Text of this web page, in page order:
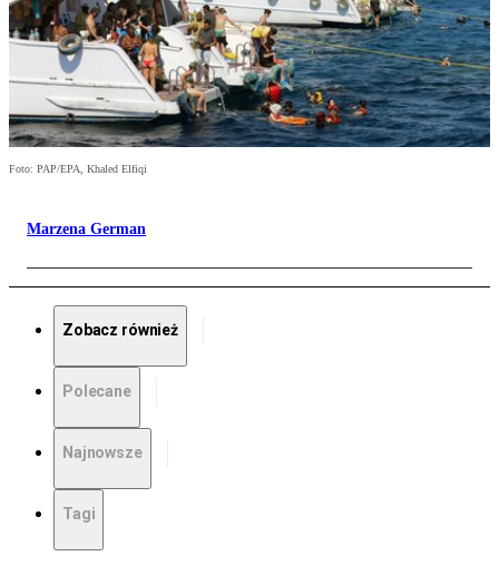
Foto: PAP/EPA, Khaled Elfiqi
Marzena German
Zobacz również
Polecane
Najnowsze
Tagi